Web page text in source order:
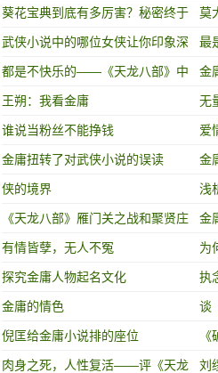
笔”，每每读之，令人沉醉！
葵花宝典到底有多厉害？秘密终于
被说出！
莫
武侠小说中的哪位女侠让你印象深
刻？
最
学
都是不快乐的——《天龙八部》中
的人物
金
王朔：我看金庸 无
谁说当粉丝不能挣钱 爱
金庸扭转了对武侠小说的误读 金
侠的境界 浅
《天龙八部》雁门关之战和聚贤庄
之战谁的含金量更高！
金
情
有情皆孽，无人不冤
为
此
探究金庸人物起名文化 执
金庸的情色 谈
倪匡给金庸小说排的座位
八
肉身之死，人性复活——评《天龙
刘